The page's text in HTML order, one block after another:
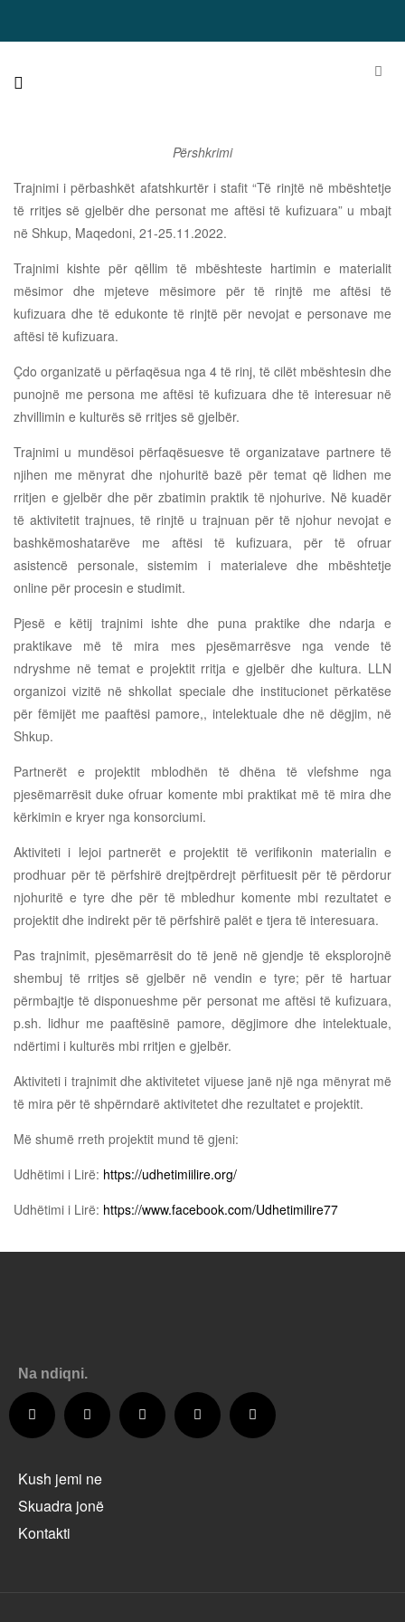
Përshkrimi
Trajnimi i përbashkët afatshkurtër i stafit “Të rinjtë në mbështetje
të rritjes së gjelbër dhe personat me aftësi të kufizuara” u mbajt
në Shkup, Maqedoni, 21-25.11.2022.
Trajnimi kishte për qëllim të mbështeste hartimin e materialit
mësimor dhe mjeteve mësimore për të rinjtë me aftësi të
kufizuara dhe të edukonte të rinjtë për nevojat e personave me
aftësi të kufizuara.
Çdo organizatë u përfaqësua nga 4 të rinj, të cilët mbështesin dhe
punojnë me persona me aftësi të kufizuara dhe të interesuar në
zhvillimin e kulturës së rritjes së gjelbër.
Trajnimi u mundësoi përfaqësuesve të organizatave partnere të
njihen me mënyrat dhe njohuritë bazë për temat që lidhen me
rritjen e gjelbër dhe për zbatimin praktik të njohurive. Në kuadër
të aktivitetit trajnues, të rinjtë u trajnuan për të njohur nevojat e
bashkëmoshatarëve me aftësi të kufizuara, për të ofruar
asistencë personale, sistemim i materialeve dhe mbështetje
online për procesin e studimit.
Pjesë e këtij trajnimi ishte dhe puna praktike dhe ndarja e
praktikave më të mira mes pjesëmarrësve nga vende të
ndryshme në temat e projektit rritja e gjelbër dhe kultura. LLN
organizoi vizitë në shkollat speciale dhe institucionet përkatëse
për fëmijët me paaftësi pamore,, intelektuale dhe në dëgjim, në
Shkup.
Partnerët e projektit mblodhën të dhëna të vlefshme nga
pjesëmarrësit duke ofruar komente mbi praktikat më të mira dhe
kërkimin e kryer nga konsorciumi.
Aktiviteti i lejoi partnerët e projektit të verifikonin materialin e
prodhuar për të përfshirë drejtpërdrejt përfituesit për të përdorur
njohuritë e tyre dhe për të mbledhur komente mbi rezultatet e
projektit dhe indirekt për të përfshirë palët e tjera të interesuara.
Pas trajnimit, pjesëmarrësit do të jenë në gjendje të eksplorojnë
shembuj të rritjes së gjelbër në vendin e tyre; për të hartuar
përmbajtje të disponueshme për personat me aftësi të kufizuara,
p.sh. lidhur me paaftësinë pamore, dëgjimore dhe intelektuale,
ndërtimi i kulturës mbi rritjen e gjelbër.
Aktiviteti i trajnimit dhe aktivitetet vijuese janë një nga mënyrat më
të mira për të shpërndarë aktivitetet dhe rezultatet e projektit.
Më shumë rreth projektit mund të gjeni:
Udhëtimi i Lirë: https://udhetimiilire.org/
Udhëtimi i Lirë: https://www.facebook.com/Udhetimilire77
Kush jemi ne
Skuadra jonë
Kontakti
Na ndiqni.